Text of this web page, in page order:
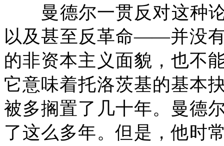
曼德尔一贯反对这种
以及甚至反革命——并没
的非资本主义面貌，也不
它意味着托洛茨基的基本
被多搁置了几十年。曼德
了这么多年。但是，他时